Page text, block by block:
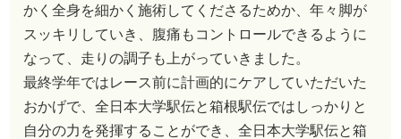
かく全身を細かく施術してくださるためか、年々脚が
スッキリしていき、腹痛もコントロールできるように
なって、走りの調子も上がっていきました。
最終学年ではレース前に計画的にケアしていただいた
おかげで、全日本大学駅伝と箱根駅伝ではしっかりと
自分の力を発揮することができ、全日本大学駅伝と箱